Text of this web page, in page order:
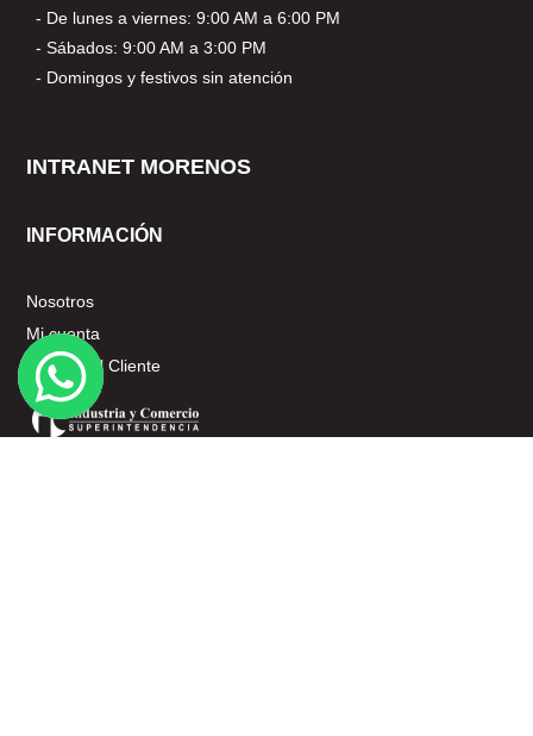
- De lunes a viernes: 9:00 AM a 6:00 PM
- Sábados: 9:00 AM a 3:00 PM
- Domingos y festivos sin atención
INTRANET MORENOS
INFORMACIÓN
Nosotros
Mi cuenta
Servicio al Cliente